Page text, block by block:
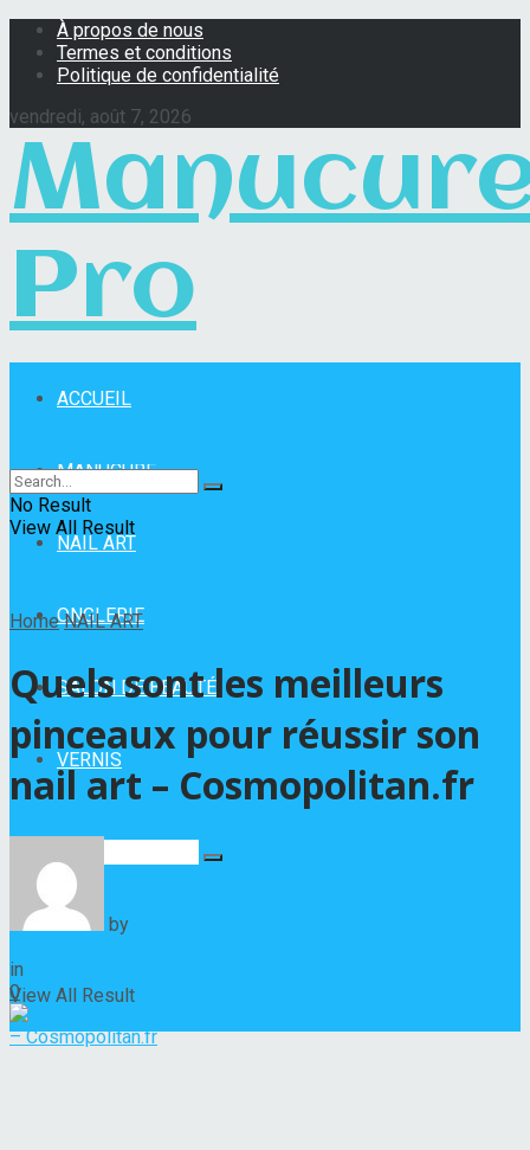
À propos de nous
Termes et conditions
Politique de confidentialité
vendredi, août 7, 2026
Pro
ACCUEIL
MANUCURE
NAIL ART
ONGLERIE
SALON DE BEAUTÉ
VERNIS
No Result
View All Result
No Result
View All Result
Home NAIL ART
Quels sont les meilleurs
pinceaux pour réussir son
nail art – Cosmopolitan.fr
by
in
0